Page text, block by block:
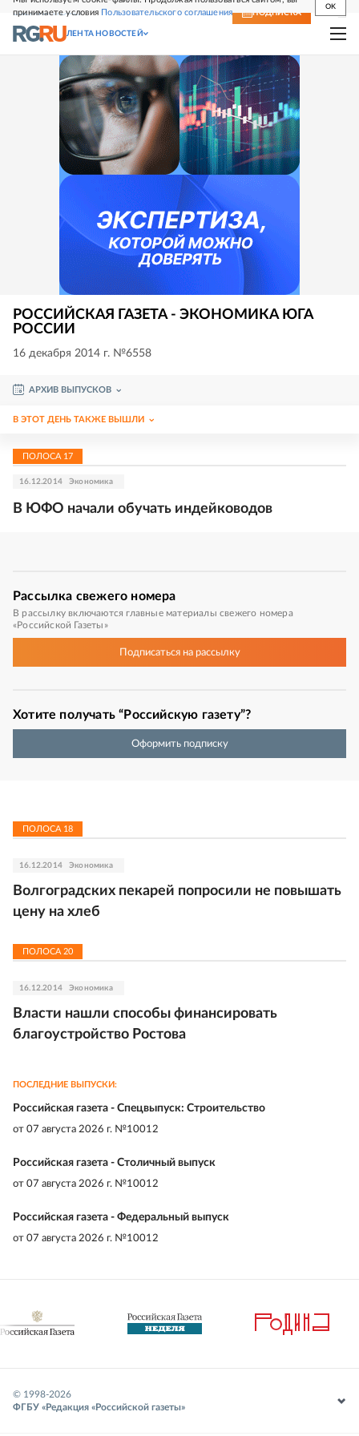
принимаете условия Пользовательского соглашения
OK
СВЕЖИЙ НОМЕР ПОДПИСКА
ЛЕНТА НОВОСТЕЙ
РОССИЙСКАЯ ГАЗЕТА - ЭКОНОМИКА ЮГА
РОССИИ
16 декабря 2014 г. №6558
АРХИВ ВЫПУСКОВ
В ЭТОТ ДЕНЬ ТАКЖЕ ВЫШЛИ
ПОЛОСА 17
16.12.2014 Экономика
В ЮФО начали обучать индейководов
Рассылка свежего номера
В рассылку включаются главные материалы свежего номера
«Российской Газеты»
Подписатьсяна рассылку
Хотите получать “Российскую газету”?
Оформить подписку
ПОЛОСА 18
16.12.2014 Экономика
Волгоградских пекарей попросили не повышать
цену на хлеб
ПОЛОСА 20
16.12.2014 Экономика
Власти нашли способы финансировать
благоустройство Ростова
ПОСЛЕДНИЕ ВЫПУСКИ:
Российская газета - Спецвыпуск: Строительство
от 07 августа 2026 г. №10012
Российская газета - Столичный выпуск
от 07 августа 2026 г. №10012
Российская газета - Федеральный выпуск
от 07 августа 2026 г. №10012
© 1998-2026
ФГБУ «Редакция «Российской газеты»